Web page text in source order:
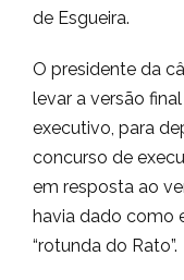
de Esgueira.
O presidente da
levar a versão
executivo, para
concurso de
em resposta ao
havia dado como
“rotunda do Rato”.